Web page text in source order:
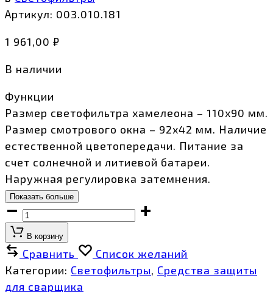
Артикул: 003.010.181
1 961,00 ₽
В наличии
Функции
Размер светофильтра хамелеона – 110х90 мм.
Размер смотрового окна – 92х42 мм. Наличие
естественной цветопередачи. Питание за
счет солнечной и литиевой батареи.
Наружная регулировка затемнения.
Показать больше
Светофильтр
автоматический
SK10
количество
В корзину
Сравнить
Список желаний
Категории: Светофильтры, Средства защиты
для сварщика